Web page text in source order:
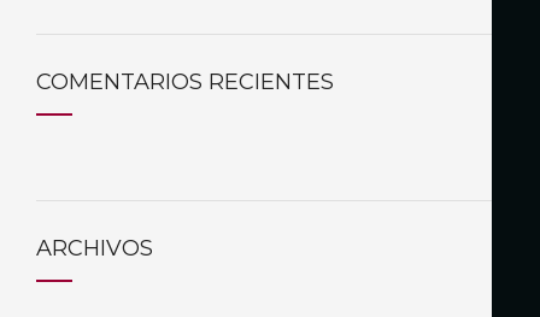
COMENTARIOS RECIENTES
ARCHIVOS